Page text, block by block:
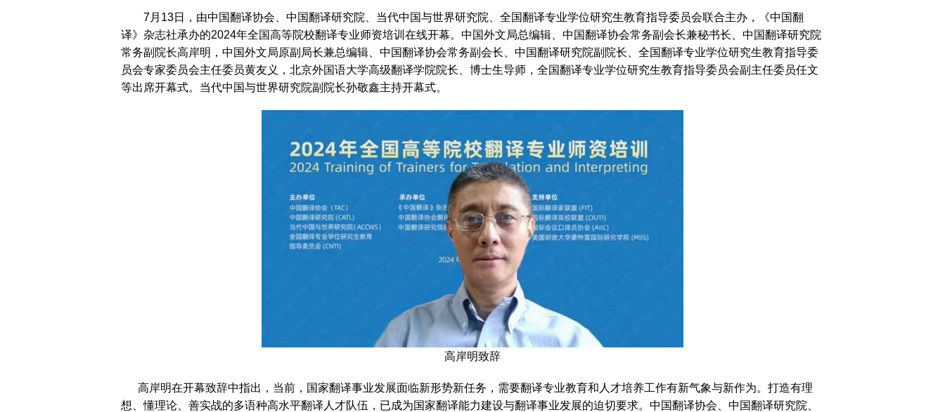
全国口译大赛
韩素音国际翻译大
赛
7月13日，由中国翻译协会、中国翻译研究院、当代中国与世界研究院、全国翻译专业学位研究生教育指导委员会联合主办，《中国翻
译》杂志社承办的2024年全国高等院校翻译专业师资培训在线开幕。中国外文局总编辑、中国翻译协会常务副会长兼秘书长、中国翻译研究院
常务副院长高岸明，中国外文局原副局长兼总编辑、中国翻译协会常务副会长、中国翻译研究院副院长、全国翻译专业学位研究生教育指导委
员会专家委员会主任委员黄友义，北京外国语大学高级翻译学院院长、博士生导师，全国翻译专业学位研究生教育指导委员会副主任委员任文
等出席开幕式。当代中国与世界研究院副院长孙敬鑫主持开幕式。
高岸明致辞
高岸明在开幕致辞中指出，当前，国家翻译事业发展面临新形势新任务，需要翻译专业教育和人才培养工作有新气象与新作为。打造有理
想、懂理论、善实战的多语种高水平翻译人才队伍，已成为国家翻译能力建设与翻译事业发展的迫切要求。中国翻译协会、中国翻译研究院、